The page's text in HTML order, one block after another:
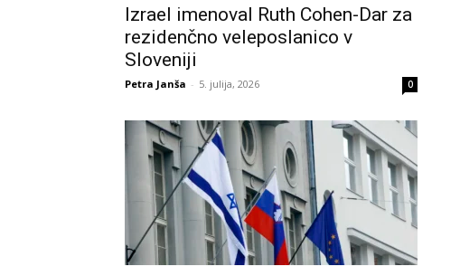
Izrael imenoval Ruth Cohen-Dar za
rezidenčno veleposlanico v
Sloveniji
Petra Janša - 5. julija, 2026 0